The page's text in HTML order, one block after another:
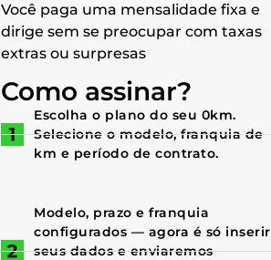
Você paga uma mensalidade fixa e
dirige sem se preocupar com taxas
extras ou surpresas
Como assinar?
Escolha o plano do seu 0km.
Selecione o modelo, franquia de
km e período de contrato.
Modelo, prazo e franquia
configurados — agora é só inserir
seus dados e enviaremos